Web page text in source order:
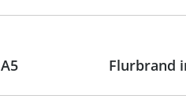
NächsterFlurbrand